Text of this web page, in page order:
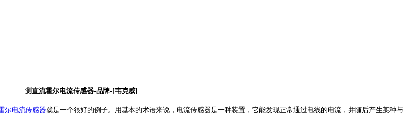
测直流霍尔电流传感器-品牌-[韦克威]
尔电流传感器就是一个很好的例子。用基本的术语来说，电流传感器是一种装置，它能发现正常通过电线的电流，并随后产生某种与